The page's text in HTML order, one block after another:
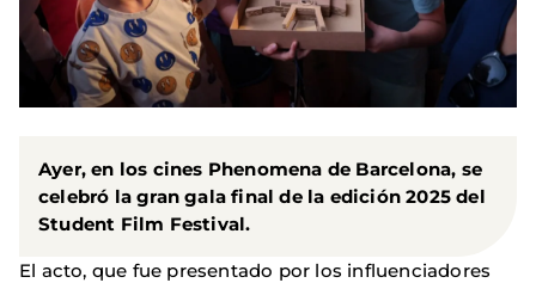
Ayer, en los cines Phenomena de Barcelona, se
celebró la gran gala final de la edición 2025 del
Student Film Festival.
El acto, que fue presentado por los influenciadores